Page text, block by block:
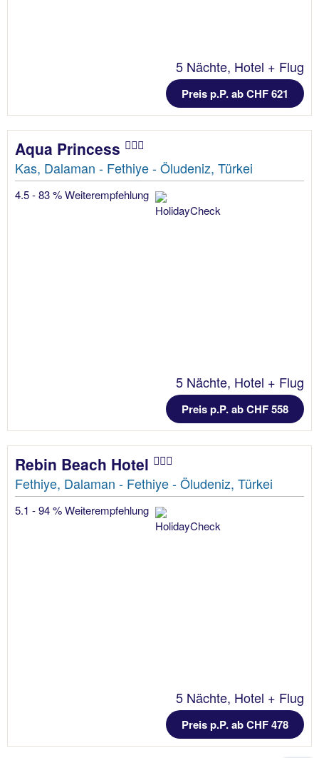
5 Nächte, Hotel + Flug
Preis p.P. ab CHF 621
Aqua Princess
Kas, Dalaman - Fethiye - Öludeniz, Türkei
4.5 - 83 % Weiterempfehlung
5 Nächte, Hotel + Flug
Preis p.P. ab CHF 558
Rebin Beach Hotel
Fethiye, Dalaman - Fethiye - Öludeniz, Türkei
5.1 - 94 % Weiterempfehlung
5 Nächte, Hotel + Flug
Preis p.P. ab CHF 478